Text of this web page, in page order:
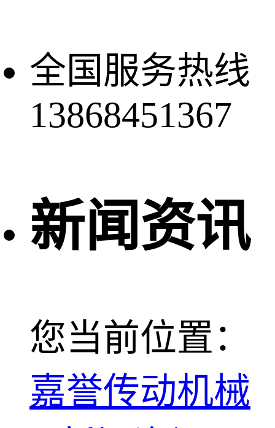
全国服务热线
13868451367
新闻资讯
您当前位置：
嘉誉传动机械